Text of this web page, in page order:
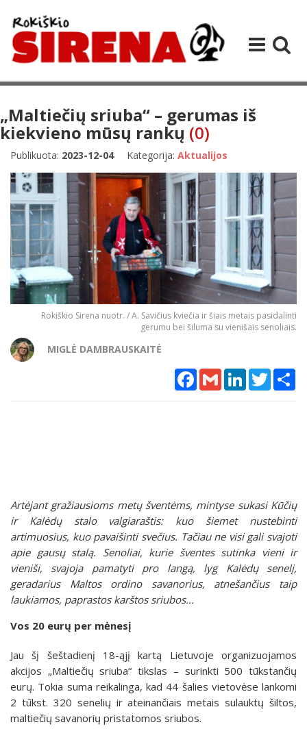
„Maltiečių sriuba“ – gerumas iš
kiekvieno mūsų rankų (0)
Publikuota: 2023-12-04 Kategorija: Aktualijos
Rokiškio Sirena nuotr. / A. Savičius kviečia ir šiais metais pasidalinti
gerumu bei šiluma su vienišais senoliais.
MIGLĖ DAMBRAUSKAITĖ
Facebook
Gmail LinkedInTwitter
Artėjant gražiausioms metų šventėms, mintyse sukasi Kūčių
ir Kalėdų stalo valgiaraštis: kuo šiemet nustebinti
artimuosius, kuo pavaišinti svečius. Tačiau ne visi gali svajoti
apie gausų stalą. Senoliai, kurie šventes sutinka vieni ir
vieniši, svajoja pamatyti pro langą, lyg Kalėdų senelį,
geradarius Maltos ordino savanorius, atnešančius taip
laukiamos, paprastos karštos sriubos...
Vos 20 eurų per mėnesį
Jau šį šeštadienį 18-ąjį kartą Lietuvoje organizuojamos
akcijos „Maltiečių sriuba“ tikslas – surinkti 500 tūkstančių
eurų. Tokia suma reikalinga, kad 44 šalies vietovėse lankomi
2 tūkst. 320 senelių ir ateinančiais metais sulauktų šiltos,
maltiečių savanorių pristatomos sriubos.